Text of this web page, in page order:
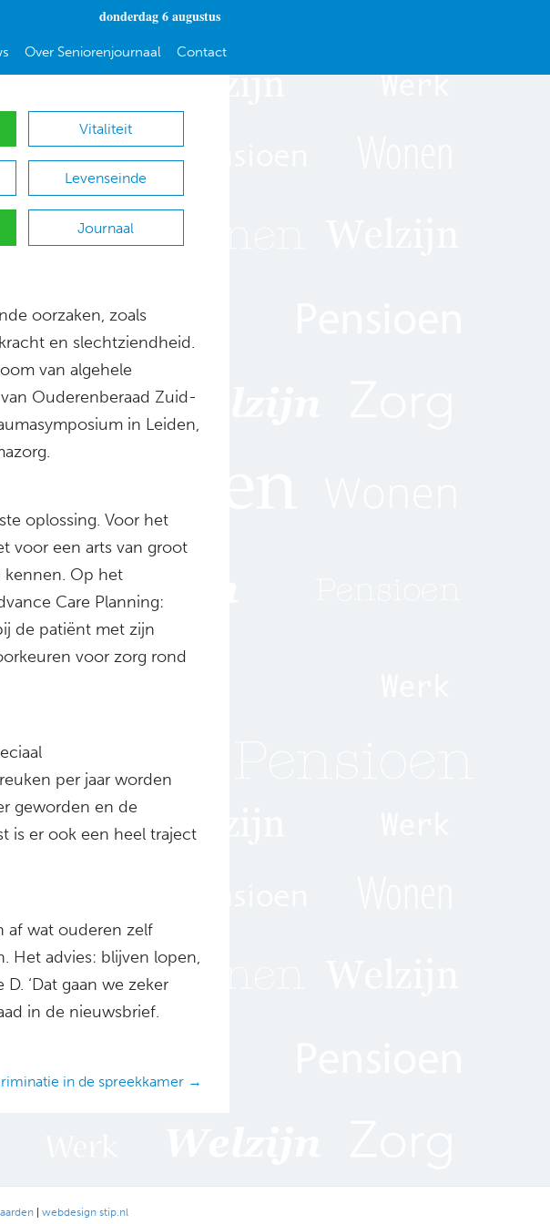
donderdag 6 augustus
Over Seniorenjournaal Contact
Vitaliteit
Levenseinde
Journaal
oorzaken, zoals
en slechtziendheid.
van algehele
Ouderenberaad Zuid-
in Leiden,
oplossing. Voor het
voor een arts van groot
kennen. Op het
Care Planning:
de patiënt met zijn
voor zorg rond
per jaar worden
geworden en de
is er ook een heel traject
af wat ouderen zelf
Het advies: blijven lopen,
‘Dat gaan we zeker
in de nieuwsbrief.
in de spreekkamer →
| webdesign stip.nl